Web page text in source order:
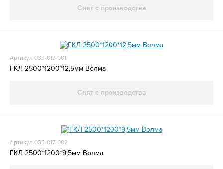
Снят с производства
Артикул 033-017-001
ГКЛ 2500*1200*12,5мм Волма
Снят с производства
Артикул 033-017-002
ГКЛ 2500*1200*9,5мм Волма